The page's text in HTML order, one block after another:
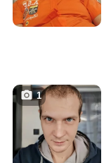
1